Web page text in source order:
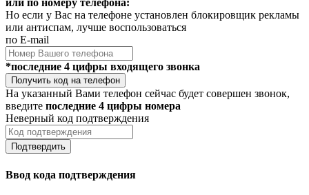
или по номеру телефона:
Но если у Вас на телефоне установлен блокировщик рекламы
или антиспам, лучше воспользоваться
по E-mail
*последние 4 цифры входящего звонка
Получить код на телефон
На указанный Вами телефон сейчас будет совершен звонок,
введите последние 4 цифры номера
Неверный код подтверждения
Подтвердить
Ввод кода подтверждения